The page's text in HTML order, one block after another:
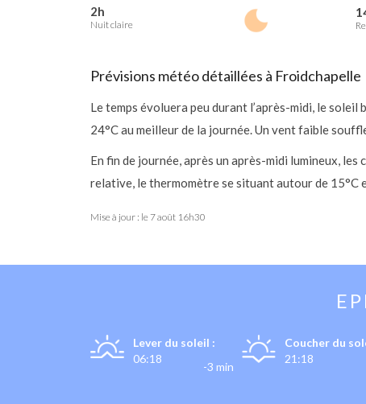
2h
Nuit claire
Prévisions météo détaillées à Froidchapelle
Le temps évoluera peu durant l’après-midi, le soleil
24°C au meilleur de la journée. Un vent faible
En fin de journée, après un après-midi lumineux,
relative, le thermomètre se situant autour de 15°C
Mise à jour : le 7 août 16h30
Lever du soleil :
06:18
-3 min
Coucher du
21:18